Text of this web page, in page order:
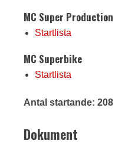
MC Super Production
Startlista
MC Superbike
Startlista
Antal startande: 208
Dokument